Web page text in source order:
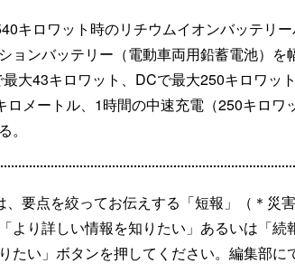
キロワット時のリチウムイオンバッテリ
ョンバッテリー（電動車両用鉛蓄電池）を
大43キロワット、DCで最大250キロワッ
ロメートル、1時間の中速充電（250キロワ
。
、要点を絞ってお伝えする「短報」（＊災
より詳しい情報を知りたい」あるいは「続
りたい」ボタンを押してください。編集部